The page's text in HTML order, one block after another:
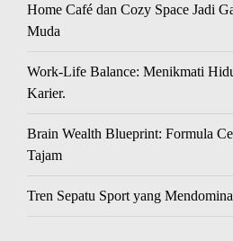
Home Café dan Cozy Space Jadi
Muda
Work-Life Balance: Menikmati
Karier.
Brain Wealth Blueprint: Formula
Tajam
Tren Sepatu Sport yang